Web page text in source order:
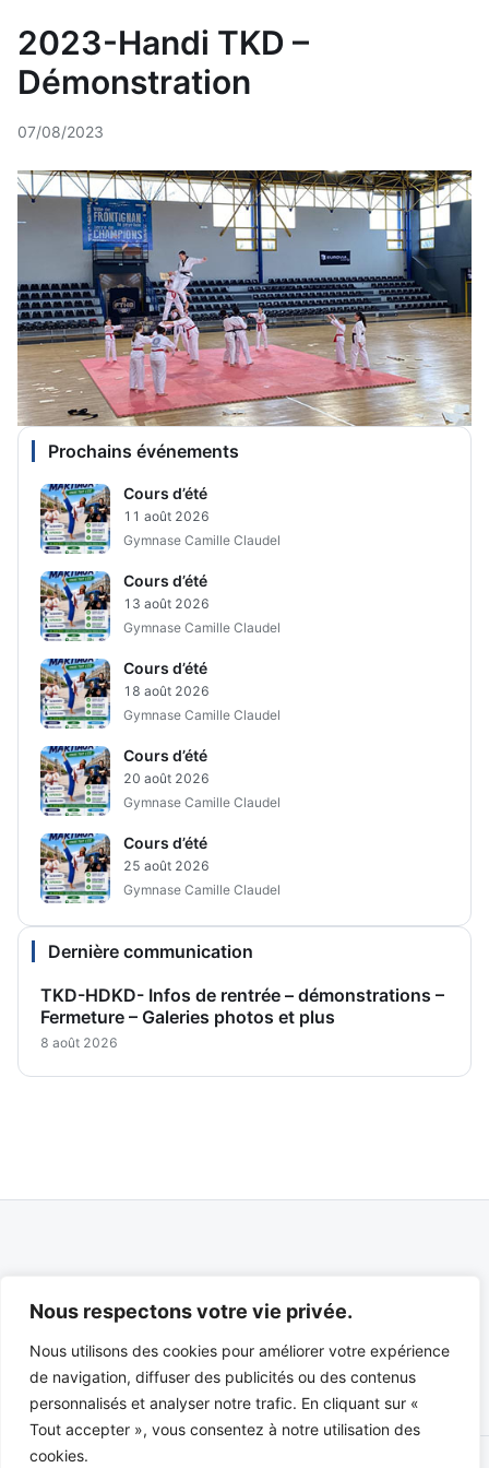
Nous respectons votre vie privée.
Nous utilisons des cookies pour améliorer votre expérience
de navigation, diffuser des publicités ou des contenus
personnalisés et analyser notre trafic. En cliquant sur «
Tout accepter », vous consentez à notre utilisation des
cookies.
2023-Handi TKD –
Démonstration
07/08/2023
Prochains événements
Cours d’été
11 août 2026
Gymnase Camille Claudel
Cours d’été
13 août 2026
Gymnase Camille Claudel
Cours d’été
18 août 2026
Gymnase Camille Claudel
Cours d’été
20 août 2026
Gymnase Camille Claudel
Cours d’été
25 août 2026
Gymnase Camille Claudel
Dernière communication
TKD-HDKD- Infos de rentrée – démonstrations –
Fermeture – Galeries photos et plus
8 août 2026
Suivez-nous sur